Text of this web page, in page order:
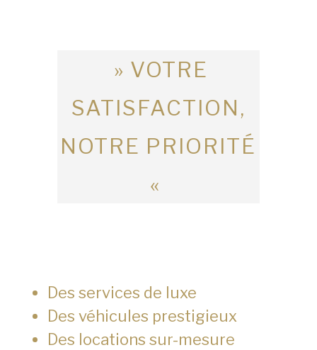
» VOTRE
SATISFACTION,
NOTRE PRIORITÉ
«
Des services de luxe
Des véhicules prestigieux
Des locations sur-mesure